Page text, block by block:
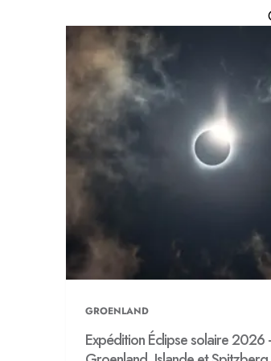
GROENLAND
Expédition Éclipse solaire 2026 -